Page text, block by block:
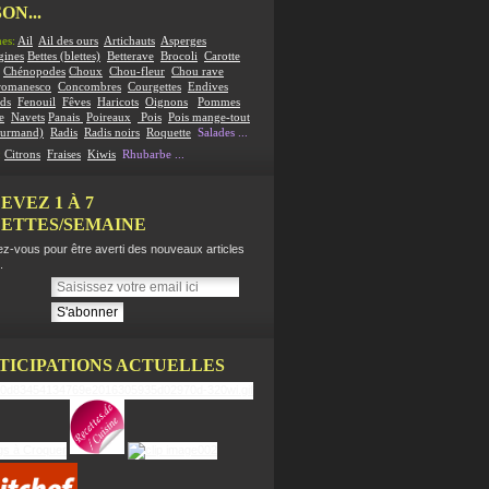
Ail Ail des ours Artichauts Asperges
Bettes (blettes) Betterave Brocoli
Carotte
Chénopodes Choux Chou-fleur Chou rave
Concombres Courgettes Endives
Fenouil Fêves Haricots Oignons
Pommes
Navets Panais Poireaux Pois Pois mange-tout
Radis Radis noirs Roquette Salades
Citrons Fraises Kiwis Rhubarbe
1 À 7
SEMAINE
vous pour être averti des nouveaux articles
ACTUELLES